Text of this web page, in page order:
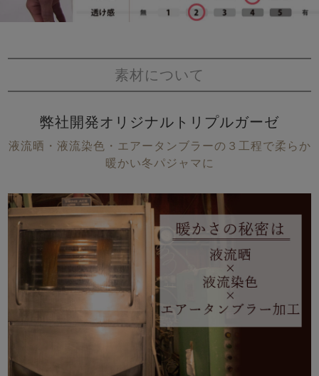
素材について
弊社開発オリジナルトリプルガーゼ
液流晒・液流染色・エアータンブラーの３工程で柔らか
暖かい冬パジャマに